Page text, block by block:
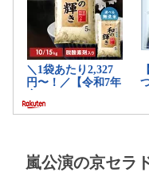
嵐公演の京セラ